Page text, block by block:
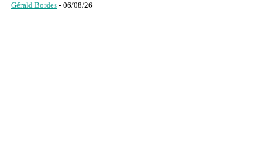
Gérald Bordes - 06/08/26